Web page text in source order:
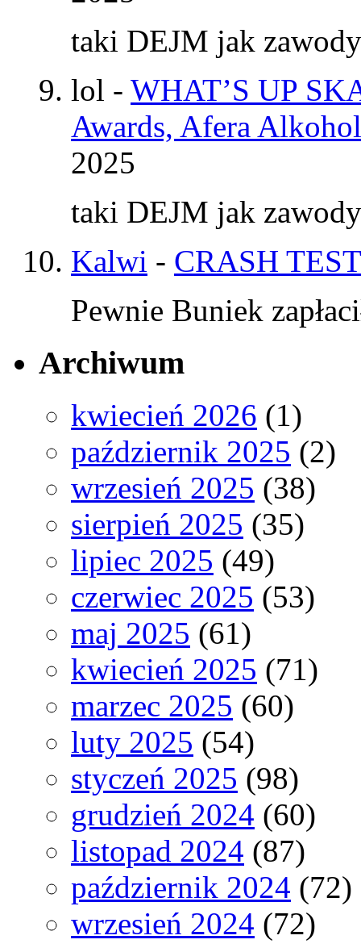
taki DEJM jak
lol - WHAT’S UP
Awards, Afera
2025
taki DEJM jak
Kalwi - CRASH
Pewnie Buniek
Archiwum
kwiecień 2026 (1)
październik 2025 (2)
wrzesień 2025 (38)
sierpień 2025 (35)
lipiec 2025 (49)
czerwiec 2025 (53)
maj 2025 (61)
kwiecień 2025 (71)
marzec 2025 (60)
luty 2025 (54)
styczeń 2025 (98)
grudzień 2024 (60)
listopad 2024 (87)
październik 2024 (72)
wrzesień 2024 (72)